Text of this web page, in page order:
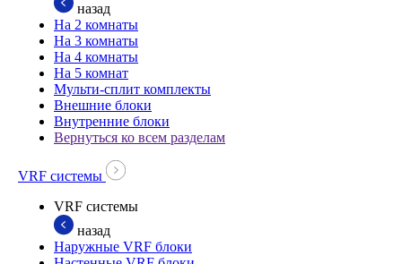
назад
На 2 комнаты
На 3 комнаты
На 4 комнаты
На 5 комнат
Мульти-сплит комплекты
Внешние блоки
Внутренние блоки
Вернуться ко всем разделам
VRF системы
VRF системы
назад
Наружные VRF блоки